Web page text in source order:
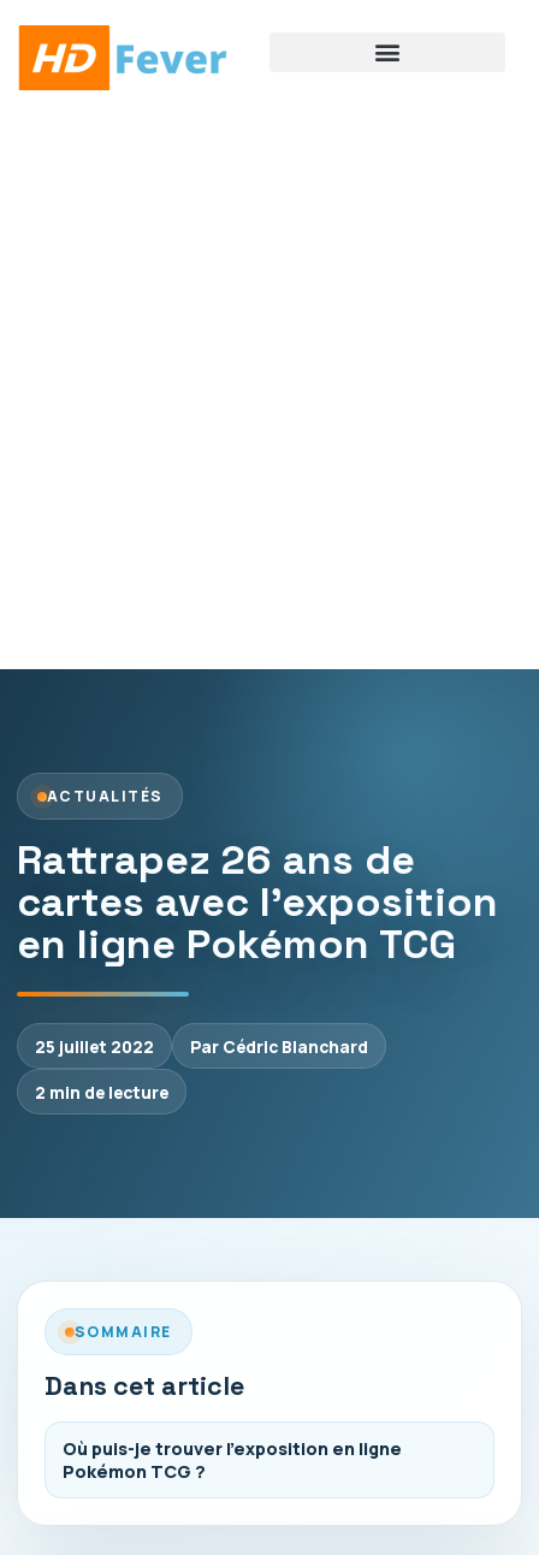
ACTUALITÉS
Rattrapez 26 ans de
cartes avec l’exposition
en ligne Pokémon TCG
25 juillet 2022
Par Cédric Blanchard
2 min de lecture
SOMMAIRE
Dans cet article
Où puis-je trouver l’exposition en ligne
Pokémon TCG ?